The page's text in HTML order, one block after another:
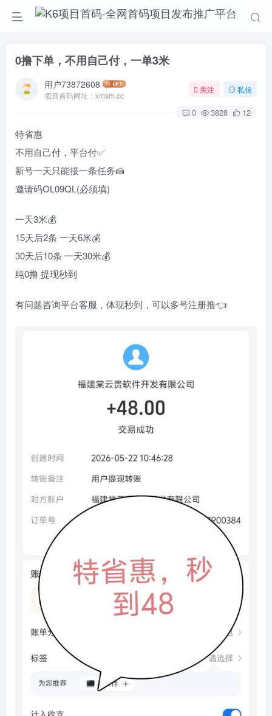
0撸下单，不用自己付，一单3米
用户73872608
项目首码网址：xmsm.cc
关注 私信
0 3828 12
特省惠
不用自己付，平台付✅
新号一天只能接一条任务🍰
邀请码OL09QL(必须填)
一天3米💰
15天后2条 一天6米💰
30天后10条 一天30米💰
纯0撸 提现秒到
有问题咨询平台客服，体现秒到，可以多号注册撸👈